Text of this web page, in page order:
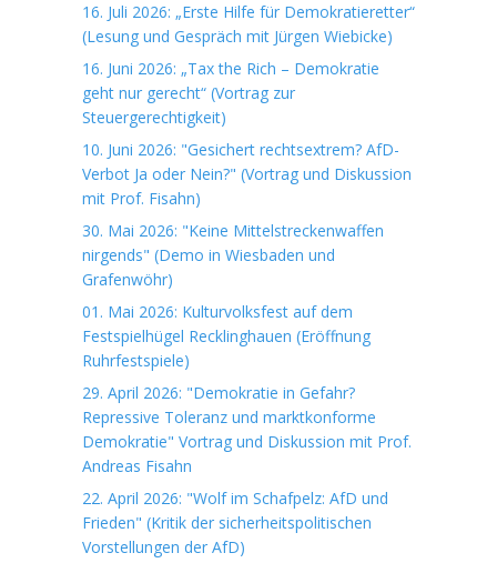
16. Juli 2026: „Erste Hilfe für Demokratieretter“
(Lesung und Gespräch mit Jürgen Wiebicke)
16. Juni 2026: „Tax the Rich – Demokratie
geht nur gerecht“ (Vortrag zur
Steuergerechtigkeit)
10. Juni 2026: "Gesichert rechtsextrem? AfD-
Verbot Ja oder Nein?" (Vortrag und Diskussion
mit Prof. Fisahn)
30. Mai 2026: "Keine Mittelstreckenwaffen
nirgends" (Demo in Wiesbaden und
Grafenwöhr)
01. Mai 2026: Kulturvolksfest auf dem
Festspielhügel Recklinghauen (Eröffnung
Ruhrfestspiele)
29. April 2026: "Demokratie in Gefahr?
Repressive Toleranz und marktkonforme
Demokratie" Vortrag und Diskussion mit Prof.
Andreas Fisahn
22. April 2026: "Wolf im Schafpelz: AfD und
Frieden" (Kritik der sicherheitspolitischen
Vorstellungen der AfD)